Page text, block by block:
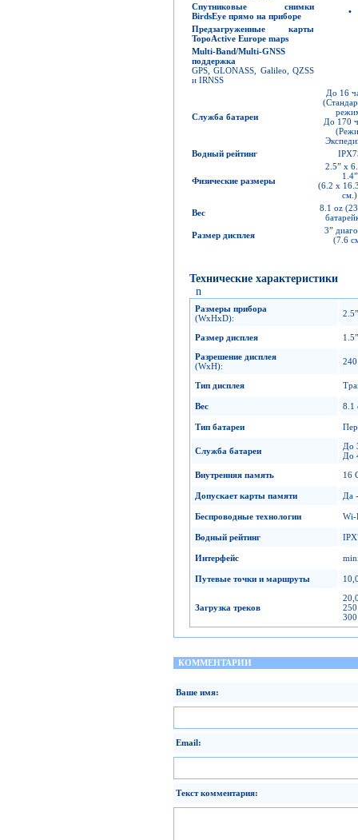
Спутниковые снимки
BirdsEye прямо на приборе
•
Предзагруженные карты
TopoActive Europe maps
Multi-Band/Multi-GNSS
поддержка
GPS, GLONASS, Galileo, QZSS
и IRNSS
Служба батареи
До 16
До 170
Водный рейтинг
Физические размеры
2.5” x
1.4”
(6.2 x
см.)
Вес
8.1 oz
Размер дисплея
3”
(7.6
Технические характеристики
n
Размеры прибора
(WxHxD):
Размер дисплея
Разрешение дисплея
(WxH):
Тип дисплея
Вес 8.1
Тип батареи
Служба батареи
До
До
Внутренняя память
16
Допускает карты памяти Да
Беспроводные технологии Wi-
Водный рейтинг
Интерфейс
Путевые точки и маршруты
Загрузка треков
300
КОММЕНТАРИИ
Ваше имя:
Email:
Текст комментария: